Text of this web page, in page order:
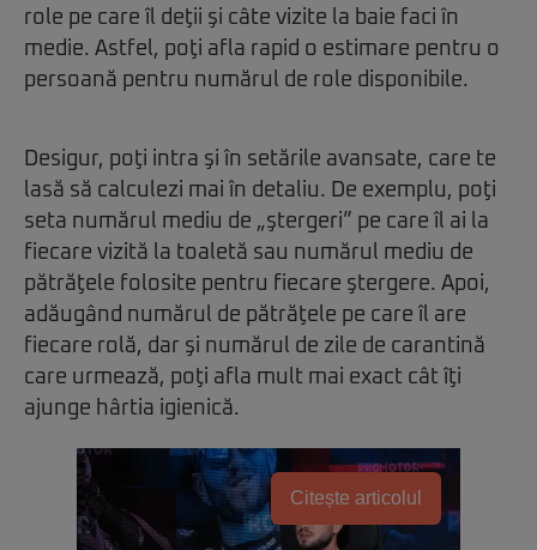
role pe care îl deţii şi câte vizite la baie faci în
medie. Astfel, poţi afla rapid o estimare pentru o
persoană pentru numărul de role disponibile.
Desigur, poţi intra şi în setările avansate, care te
lasă să calculezi mai în detaliu. De exemplu, poţi
seta numărul mediu de „ştergeri” pe care îl ai la
fiecare vizită la toaletă sau numărul mediu de
pătrăţele folosite pentru fiecare ştergere. Apoi,
adăugând numărul de pătrăţele pe care îl are
fiecare rolă, dar şi numărul de zile de carantină
care urmează, poţi afla mult mai exact cât îţi
ajunge hârtia igienică.
Citește articolul